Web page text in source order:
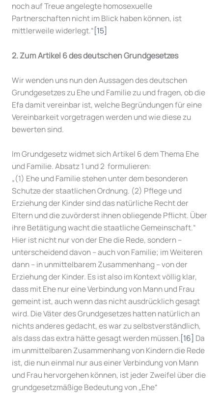
noch auf Treue angelegte homosexuelle
Partnerschaften nicht im Blick haben können, ist
mittlerweile widerlegt.“[15]
2. Zum Artikel 6 des deutschen Grundgesetzes
Wir wenden uns nun den Aussagen des deutschen
Grundgesetzes zu Ehe und Familie zu und fragen, ob die
Efa damit vereinbar ist, welche Begründungen für eine
Vereinbarkeit vorgetragen werden und wie diese zu
bewerten sind.
Im Grundgesetz widmet sich Artikel 6 dem Thema Ehe
und Familie. Absatz 1 und 2 formulieren:
„(1) Ehe und Familie stehen unter dem besonderen
Schutze der staatlichen Ordnung. (2) Pflege und
Erziehung der Kinder sind das natürliche Recht der
Eltern und die zuvörderst ihnen obliegende Pflicht. Über
ihre Betätigung wacht die staatliche Gemeinschaft.“
Hier ist nicht nur von der Ehe die Rede, sondern –
unterscheidend davon – auch von Familie; im Weiteren
dann – in unmittelbarem Zusammenhang – von der
Erziehung der Kinder. Es ist also im Kontext völlig klar,
dass mit Ehe nur eine Verbindung von Mann und Frau
gemeint ist, auch wenn das nicht ausdrücklich gesagt
wird. Die Väter des Grundgesetzes hatten natürlich an
nichts anderes gedacht, es war zu selbstverständlich,
als dass das extra hätte gesagt werden müssen.[16] Da
im unmittelbaren Zusammenhang von Kindern die Rede
ist, die nun einmal nur aus einer Verbindung von Mann
und Frau hervorgehen können, ist jeder Zweifel über die
grundgesetzmäßige Bedeutung von „Ehe“